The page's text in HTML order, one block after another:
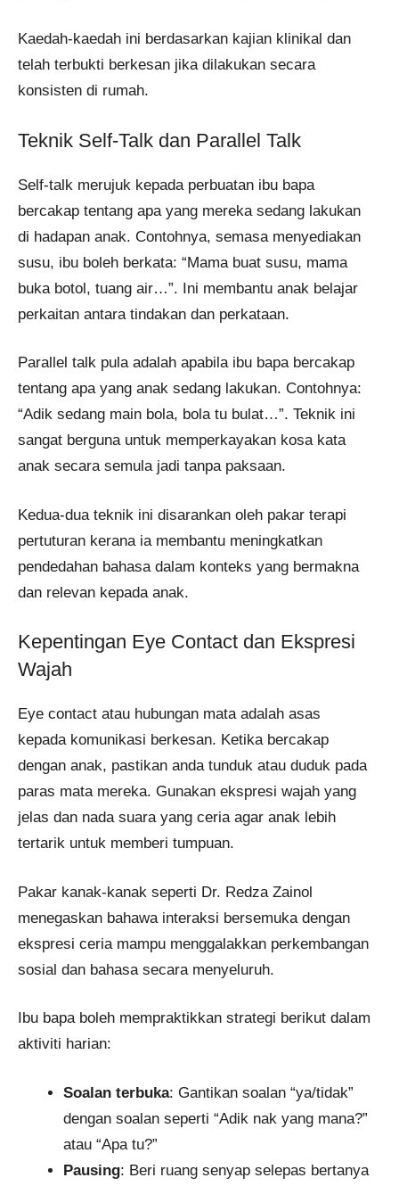
Kaedah-kaedah ini berdasarkan kajian klinikal dan
telah terbukti berkesan jika dilakukan secara
konsisten di rumah.
Teknik Self-Talk dan Parallel Talk
Self-talk merujuk kepada perbuatan ibu bapa
bercakap tentang apa yang mereka sedang lakukan
di hadapan anak. Contohnya, semasa menyediakan
susu, ibu boleh berkata: “Mama buat susu, mama
buka botol, tuang air…”. Ini membantu anak belajar
perkaitan antara tindakan dan perkataan.
Parallel talk pula adalah apabila ibu bapa bercakap
tentang apa yang anak sedang lakukan. Contohnya:
“Adik sedang main bola, bola tu bulat…”. Teknik ini
sangat berguna untuk memperkayakan kosa kata
anak secara semula jadi tanpa paksaan.
Kedua-dua teknik ini disarankan oleh pakar terapi
pertuturan kerana ia membantu meningkatkan
pendedahan bahasa dalam konteks yang bermakna
dan relevan kepada anak.
Kepentingan Eye Contact dan Ekspresi
Wajah
Eye contact atau hubungan mata adalah asas
kepada komunikasi berkesan. Ketika bercakap
dengan anak, pastikan anda tunduk atau duduk pada
paras mata mereka. Gunakan ekspresi wajah yang
jelas dan nada suara yang ceria agar anak lebih
tertarik untuk memberi tumpuan.
Pakar kanak-kanak seperti Dr. Redza Zainol
menegaskan bahawa interaksi bersemuka dengan
ekspresi ceria mampu menggalakkan perkembangan
sosial dan bahasa secara menyeluruh.
Ibu bapa boleh mempraktikkan strategi berikut dalam
aktiviti harian:
Soalan terbuka: Gantikan soalan “ya/tidak”
dengan soalan seperti “Adik nak yang mana?”
atau “Apa tu?”
Pausing: Beri ruang senyap selepas bertanya